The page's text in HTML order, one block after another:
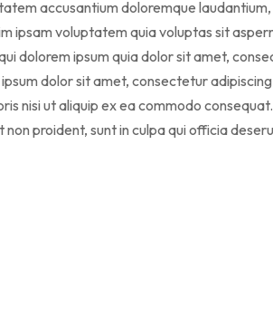
accusantium doloremque
ipsam voluptatem quia voluptas sit
dolorem ipsum quia dolor sit amet,
dolor sit amet, consectetur
nisi ut aliquip ex ea commodo
proident, sunt in culpa qui officia